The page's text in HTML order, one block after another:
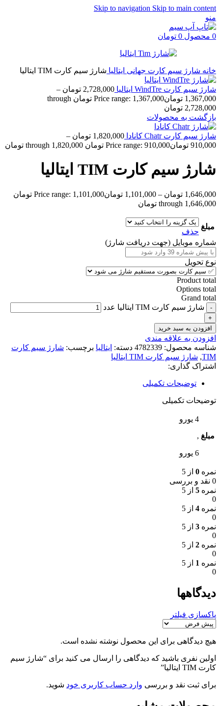
Skip to navigation Skip to main content
منو
0 محصول 0 تومان
خانه شارژ سیم کارت جهانی ایتالیا شارژ سیم کارت TIM ایتالیا
شارژ سیم کارت WindTre ایتالیا 2,728,000 تومان –
1,367,000 تومان
Price range: 1,367,000 تومان through
2,728,000 تومان
بازگشت به محصولات
شارژ سیم کارت Chatr کانادا 1,820,000 تومان –
910,000 تومانPrice range: 910,000 تومان through 1,820,000 تومان
شارژ سیم کارت TIM ایتالیا
1,646,000 تومان –
1,101,000 تومان
Price range: 1,101,000 تومان
through 1,646,000 تومان
مبلغ
حذف
شماره موبایل (جهت دریافت شارژ)
نوع تحویل
Product total
Options total
Grand total
شارژ سیم کارت TIM ایتالیا عدد
افزودن به سبد خرید
افزودن به علاقه مندی
شناسه محصول: 4782339 دسته: ایتالیا برچسب: شارژ سیم کارت
TIM
, شارژ سیم کارت TIM ایتالیا
اشتراک گذاری:
توضیحات تکمیلی
توضیحات تکمیلی
مبلغ
4 یورو
,
6 یورو
نمره 0 از 5
0 نقد و بررسی
نمره 5 از 5
0
نمره 4 از 5
0
نمره 3 از 5
0
نمره 2 از 5
0
نمره 1 از 5
0
دیدگاهها
پاکسازی فیلتر
هیچ دیدگاهی برای این محصول نوشته نشده است.
اولین نفری باشید که دیدگاهی را ارسال می کنید برای “شارژ سیم
کارت TIM ایتالیا”
برای ثبت نقد و بررسی وارد حساب کاربری خود شوید.